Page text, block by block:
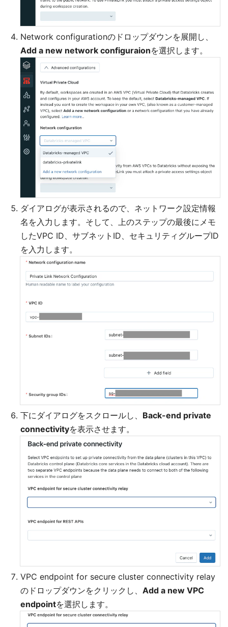
Network configurationのドロップダウンを展開し、
Add a new network configuraionを選択します。
ダイアログが表示されるので、ネットワーク設定情報
名を入力します。そして、上のステップの最後にメモ
したVPC ID、サブネットID、セキュリティグループID
を入力します。
下にダイアログをスクロールし、 Back-end private
connectivityを表示させます。
VPC endpoint for secure cluster connectivity relay
のドロップダウンをクリックし、 Add a new VPC
endpointを選択します。